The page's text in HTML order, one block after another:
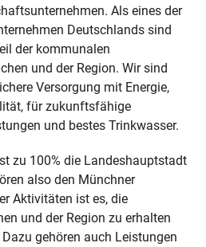
Als eines der
Deutschlands sind
der kommunalen
und der Region. Wir sind
Versorgung mit Energie,
für zukunftsfähige
und bestes Trinkwasser.
zu 100% die Landeshauptstadt
also den Münchner
Aktivitäten ist es, die
und der Region zu erhalten
gehören auch Leistungen